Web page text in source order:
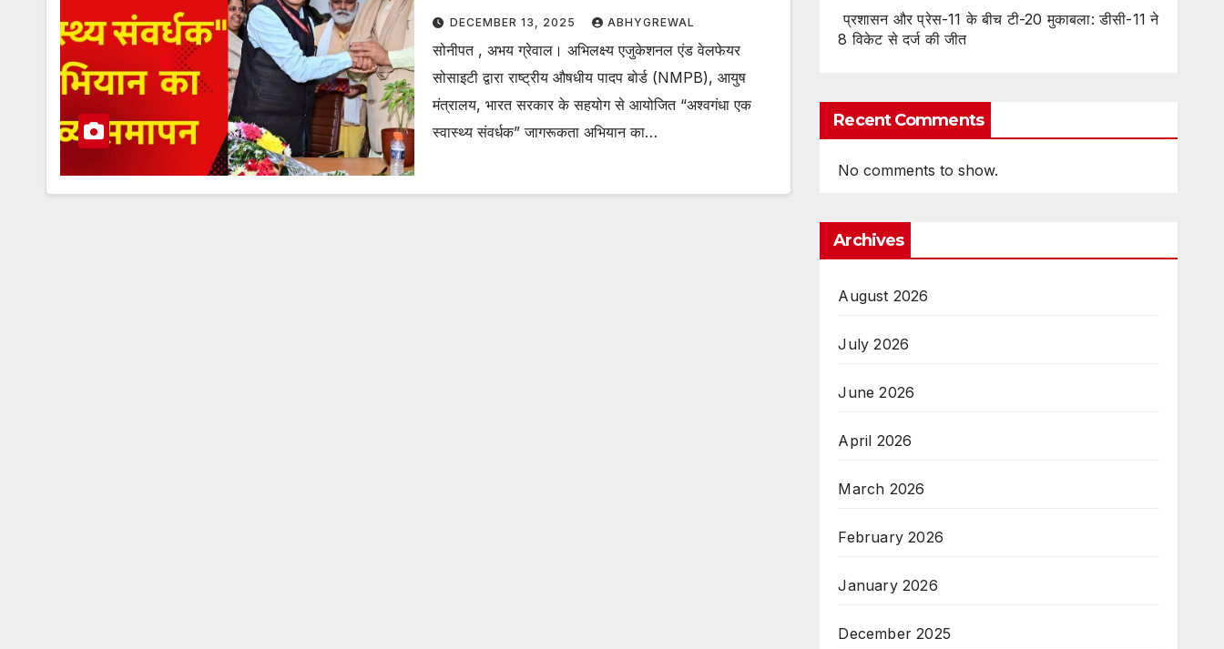
DECEMBER 13, 2025 ABHYGREWAL
सोनीपत , अभय ग्रेवाल। अभिलक्ष्य एजुकेशनल एंड वेलफेयर
सोसाइटी द्वारा राष्ट्रीय औषधीय पादप बोर्ड (NMPB), आयुष
मंत्रालय, भारत सरकार के सहयोग से आयोजित “अश्वगंधा एक
स्वास्थ्य संवर्धक” जागरूकता अभियान का…
प्रशासन और प्रेस-11 के बीच टी-20 मुकाबला: डीसी-11 ने
8 विकेट से दर्ज की जीत
Recent Comments
No comments to show.
Archives
August 2026
July 2026
June 2026
April 2026
March 2026
February 2026
January 2026
December 2025